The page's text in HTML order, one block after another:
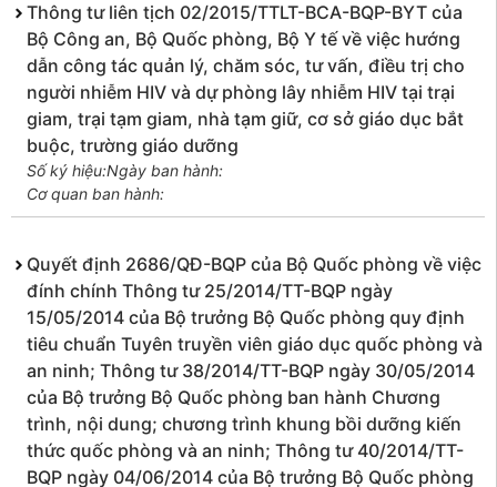
Thông tư liên tịch 02/2015/TTLT-BCA-BQP-BYT của
Bộ Công an, Bộ Quốc phòng, Bộ Y tế về việc hướng
dẫn công tác quản lý, chăm sóc, tư vấn, điều trị cho
người nhiễm HIV và dự phòng lây nhiễm HIV tại trại
giam, trại tạm giam, nhà tạm giữ, cơ sở giáo dục bắt
buộc, trường giáo dưỡng
Số ký hiệu:Ngày ban hành:
Cơ quan ban hành:
Quyết định 2686/QĐ-BQP của Bộ Quốc phòng về việc
đính chính Thông tư 25/2014/TT-BQP ngày
15/05/2014 của Bộ trưởng Bộ Quốc phòng quy định
tiêu chuẩn Tuyên truyền viên giáo dục quốc phòng và
an ninh; Thông tư 38/2014/TT-BQP ngày 30/05/2014
của Bộ trưởng Bộ Quốc phòng ban hành Chương
trình, nội dung; chương trình khung bồi dưỡng kiến
thức quốc phòng và an ninh; Thông tư 40/2014/TT-
BQP ngày 04/06/2014 của Bộ trưởng Bộ Quốc phòng